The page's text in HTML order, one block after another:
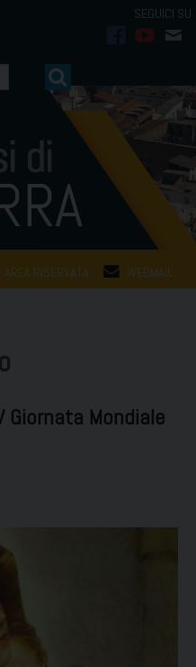
AREA RISERVATA WEBMAIL
Giornata Mondiale